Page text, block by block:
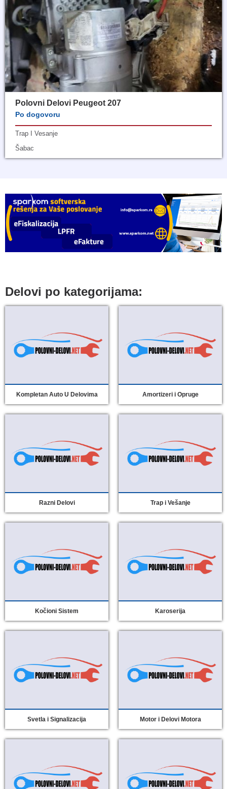
Polovni Delovi Peugeot 207
Po dogovoru
Trap I Vesanje
Šabac
Delovi po kategorijama:
Kompletan Auto U Delovima Amortizeri i Opruge
Razni Delovi Trap i Vešanje
Kočioni Sistem Karoserija
Svetla i Signalizacija Motor i Delovi Motora